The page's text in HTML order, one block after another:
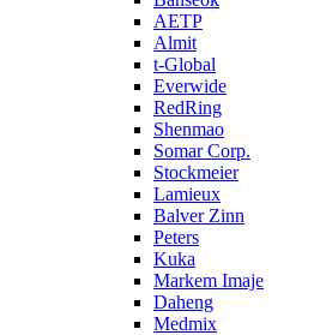
AETP
Almit
t-Global
Everwide
RedRing
Shenmao
Somar Corp.
Stockmeier
Lamieux
Balver Zinn
Peters
Kuka
Markem Imaje
Daheng
Medmix